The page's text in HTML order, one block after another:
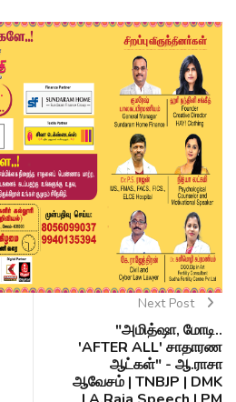
Next Post
"அமித்ஷா, மோடி..
'AFTER ALL' சாதாரண
ஆட்கள்" - ஆ.ராசா
ஆவேசம் | TNBJP | DMK